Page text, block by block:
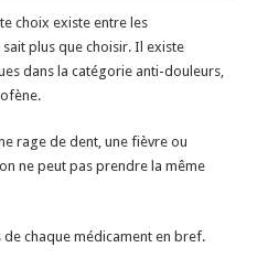
choix existe entre les
plus que choisir. Il existe
dans la catégorie anti-douleurs,
rage de dent, une fièvre ou
ne peut pas prendre la même
chaque médicament en bref.